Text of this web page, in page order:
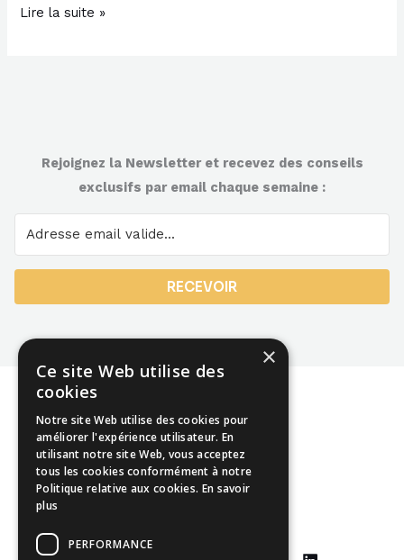
Lire la suite »
Rejoignez la Newsletter et recevez des conseils
exclusifs par email chaque semaine :
RECEVOIR
Mentions légales
CGU
×
Ce site Web utilise des
cookies
Notre site Web utilise des cookies pour
améliorer l'expérience utilisateur. En
utilisant notre site Web, vous acceptez
tous les cookies conformément à notre
Politique relative aux cookies. En savoir
plus
PERFORMANCE